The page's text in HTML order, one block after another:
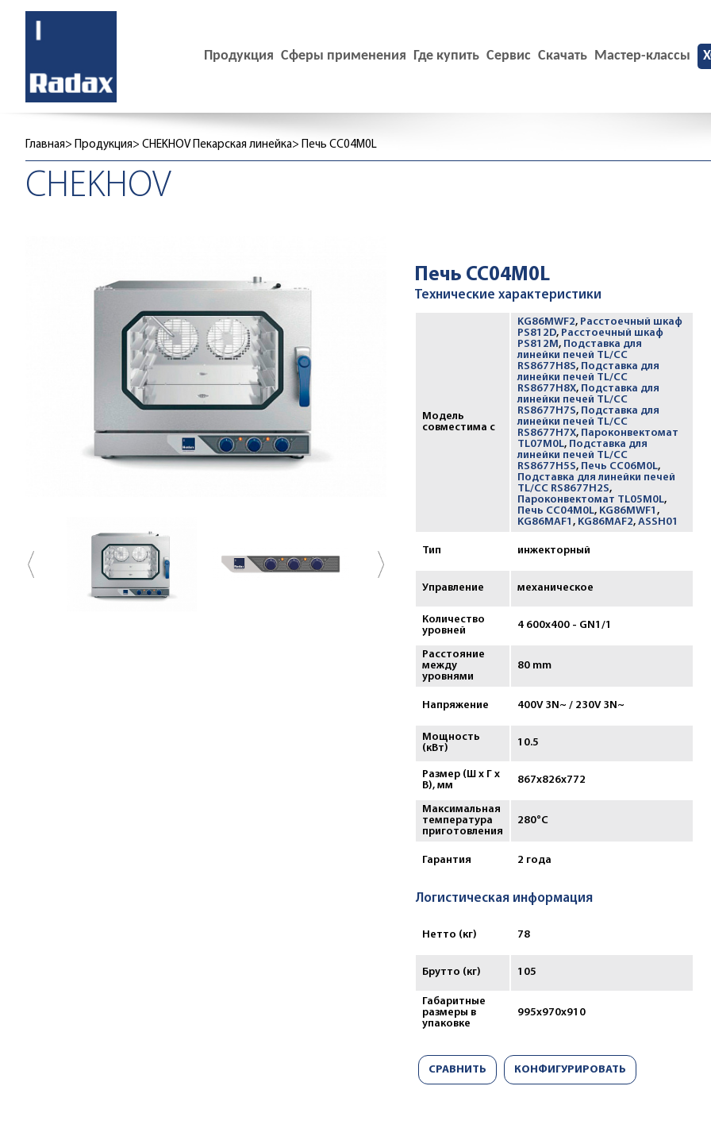
Продукция Сферы применения Где купить Сервис Скачать Мастер-классы
Главная Продукция CHEKHOV Пекарская линейка Печь CC04M0L
CHEKHOV
Печь CC04M0L
Технические характеристики
Модель
совместима с
KG86MWF2, Расстоечный шкаф
PS812D, Расстоечный шкаф
PS812M, Подставка для
линейки печей TL/CC
RS8677H8S, Подставка для
линейки печей TL/CC
RS8677H8X, Подставка для
линейки печей TL/CC
RS8677H7S, Подставка для
линейки печей TL/CC
RS8677H7X, Пароконвектомат
TL07M0L, Подставка для
линейки печей TL/CC
RS8677H5S, Печь CC06M0L,
Подставка для линейки печей
TL/CC RS8677H2S,
Пароконвектомат TL05M0L,
Печь CC04M0L, KG86MWF1 ,
KG86MAF1 , KG86MAF2, ASSH01
Тип инжекторный
Управление механическое
Количество
уровней
4 600х400 - GN1/1
Расстояние
между
уровнями
80 mm
Напряжение 400V 3N~ / 230V 3N~
Мощность
(кВт)
10.5
Размер (Ш х Г х
В), мм
867х826х772
Максимальная
температура
приготовления
280°С
Гарантия 2 года
Логистическая информация
Нетто (кг) 78
Брутто (кг) 105
Габаритные
размеры в
упаковке
995x970x910
СРАВНИТЬ КОНФИГУРИРОВАТЬ